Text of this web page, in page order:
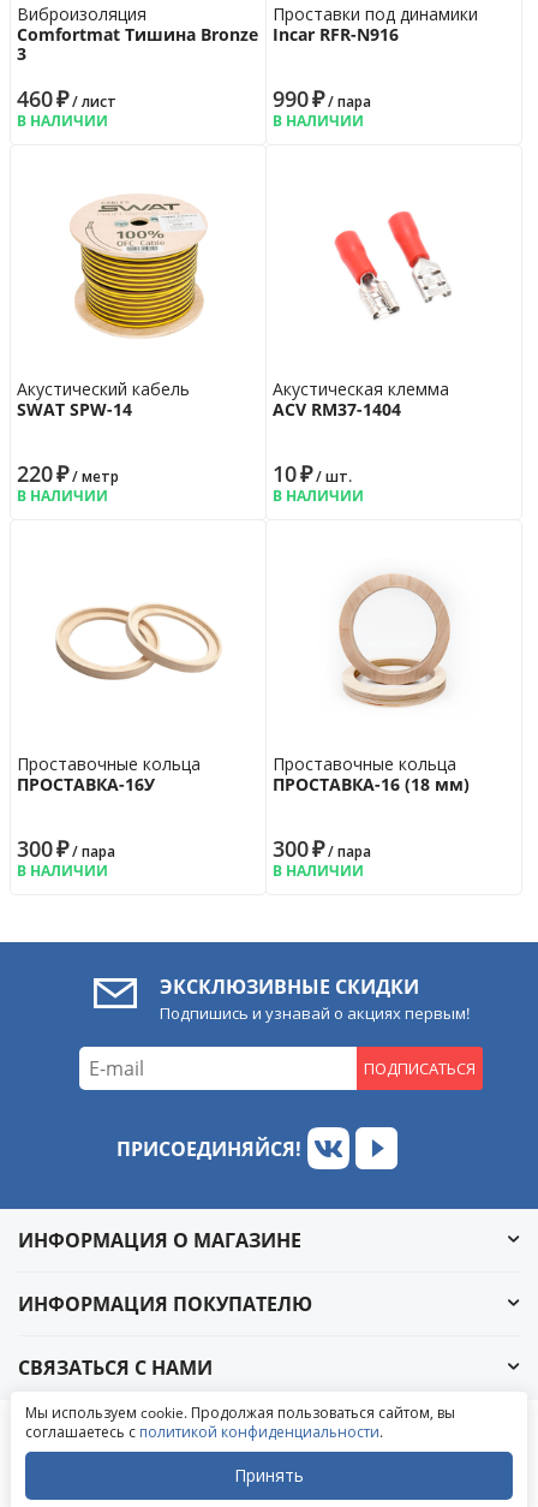
Виброизоляция
Comfortmat Тишина Bronze
3
460₽/ лист
В НАЛИЧИИ
Проставки под динамики
Incar RFR-N916
990₽/ пара
В НАЛИЧИИ
Акустический кабель
SWAT SPW-14
220₽/ метр
В НАЛИЧИИ
Акустическая клемма
ACV RM37-1404
10₽/ шт.
В НАЛИЧИИ
Проставочные кольца
ПРОСТАВКА-16У
300₽/ пара
В НАЛИЧИИ
Проставочные кольца
ПРОСТАВКА-16 (18 мм)
300₽/ пара
В НАЛИЧИИ
ЭКСКЛЮЗИВНЫЕ СКИДКИ
Подпишись и узнавай о акциях первым!
ПОДПИСАТЬСЯ
ПРИСОЕДИНЯЙСЯ!
ИНФОРМАЦИЯ О МАГАЗИНЕ
ИНФОРМАЦИЯ ПОКУПАТЕЛЮ
СВЯЗАТЬСЯ С НАМИ
© 2004-2026 «УралАвтоСаунд»
Написать в ВКонтакте
Написать в MAX
Мы используем cookie. Продолжая пользоваться сайтом, вы
соглашаетесь с политикой конфиденциальности.
Принять